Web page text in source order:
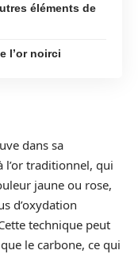
éléments de
l’or noirci
dans sa
traditionnel, qui
jaune ou rose,
d’oxydation
technique peut
le carbone, ce qui